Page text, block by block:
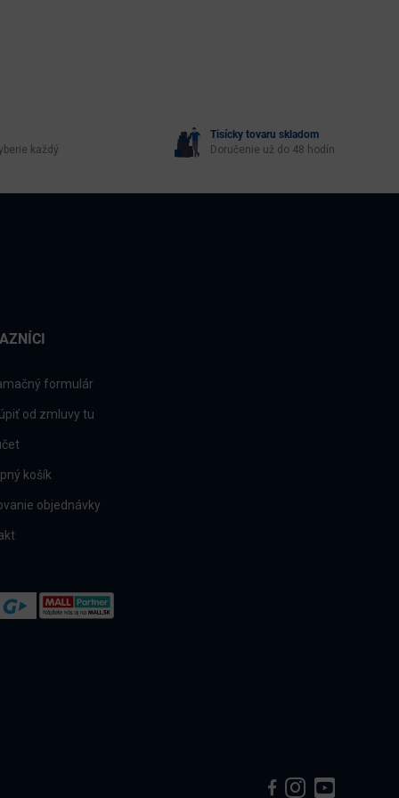
každý
Tisícky tovaru skladom
Doručenie už do 48 hodín
formulár
od zmluvy tu
košík
objednávky